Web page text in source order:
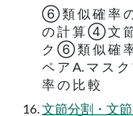
⑥ 類 似 確 率
の 計 算 ④ 文
ク ⑥ 類 似 確
ペ ア A. マ ス
率 の 比 較
文節分割・文